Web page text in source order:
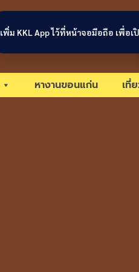
หางานขอนแก่น เที่
เพิ่ม KKL App ไว้ที่หน้าจอมือถือ เพื่อ